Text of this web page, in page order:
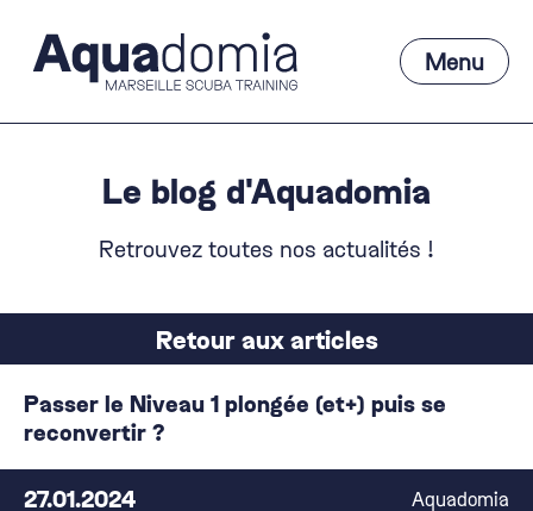
contenu
Main
Menu
Le blog d'Aquadomia
Retrouvez toutes nos actualités !
Retour aux articles
Passer le Niveau 1 plongée (et+) puis se
reconvertir ?
27.01.2024 Aquadomia